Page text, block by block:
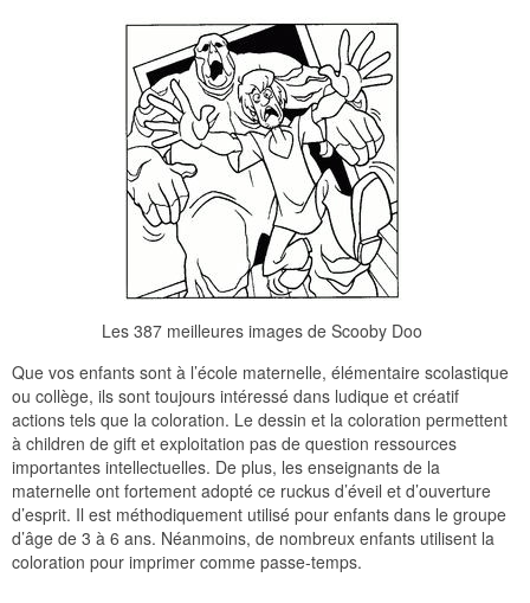
Les 387 meilleures images de Scooby Doo
Que vos enfants sont à l’école maternelle, élémentaire scolastique
ou collège, ils sont toujours intéressé dans ludique et créatif
actions tels que la coloration. Le dessin et la coloration permettent
à children de gift et exploitation pas de question ressources
importantes intellectuelles. De plus, les enseignants de la
maternelle ont fortement adopté ce ruckus d’éveil et d’ouverture
d’esprit. Il est méthodiquement utilisé pour enfants dans le groupe
d’âge de 3 à 6 ans. Néanmoins, de nombreux enfants utilisent la
coloration pour imprimer comme passe-temps.